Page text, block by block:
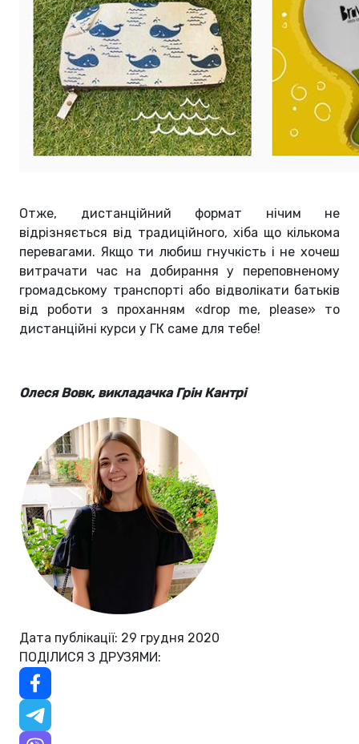
Отже, дистанційний формат нічим не
відрізняється від традиційного, хіба що кількома
перевагами. Якщо ти любиш гнучкість і не хочеш
витрачати час на добирання у переповненому
громадському транспорті або відволікати батьків
від роботи з проханням «drop me, please» то
дистанційні курси у ГК саме для тебе!
Олеся Вовк, викладачка Грін Кантрі
Дата публікації: 29 грудня 2020
ПОДІЛИСЯ З ДРУЗЯМИ: